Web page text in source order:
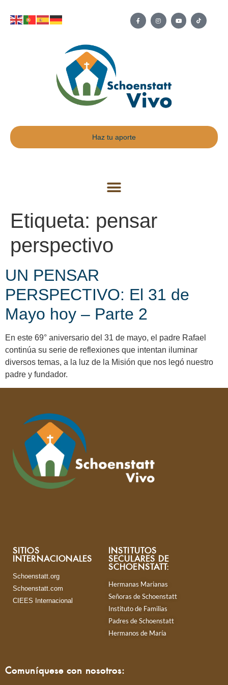
Haz tu aporte
Etiqueta: pensar
perspectivo
UN PENSAR
PERSPECTIVO: El 31 de
Mayo hoy – Parte 2
En este 69° aniversario del 31 de mayo, el padre Rafael
continúa su serie de reflexiones que intentan iluminar
diversos temas, a la luz de la Misión que nos legó nuestro
padre y fundador.
SITIOS
INTERNACIONALES
Schoenstatt.org
Schoenstatt.com
CIEES Internacional
INSTITUTOS
SECULARES DE
SCHOENSTATT:
Hermanas Marianas
Señoras de Schoenstatt
Instituto de Familias
Padres de Schoenstatt
Hermanos de María
Comuníquese con nosotros: